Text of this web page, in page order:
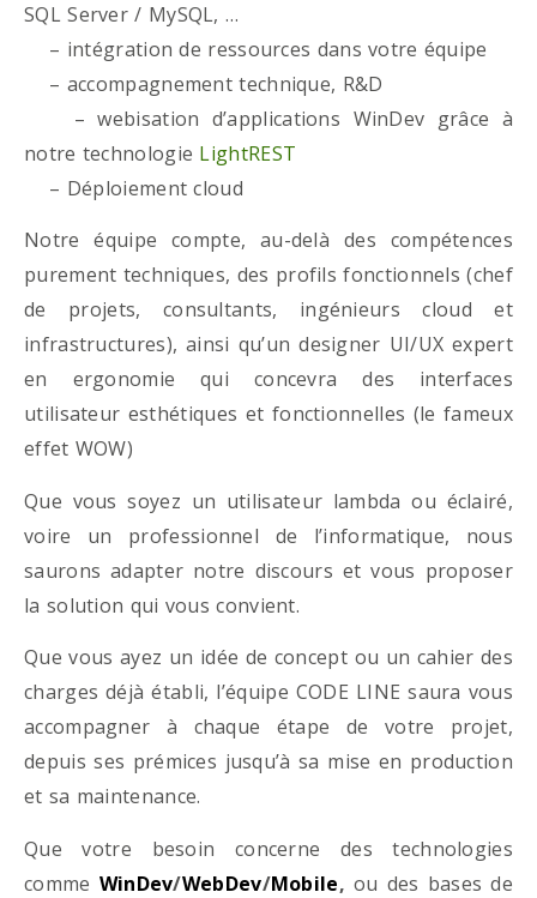
SQL Server / MySQL, …
– intégration de ressources dans votre équipe
– accompagnement technique, R&D
– webisation d’applications WinDev grâce à
notre technologie LightREST
– Déploiement cloud
Notre équipe compte, au-delà des compétences
purement techniques, des profils fonctionnels (chef
de projets, consultants, ingénieurs cloud et
infrastructures), ainsi qu’un designer UI/UX expert
en ergonomie qui concevra des interfaces
utilisateur esthétiques et fonctionnelles (le fameux
effet WOW)
Que vous soyez un utilisateur lambda ou éclairé,
voire un professionnel de l’informatique, nous
saurons adapter notre discours et vous proposer
la solution qui vous convient.
Que vous ayez un idée de concept ou un cahier des
charges déjà établi, l’équipe CODE LINE saura vous
accompagner à chaque étape de votre projet,
depuis ses prémices jusqu’à sa mise en production
et sa maintenance.
Que votre besoin concerne des technologies
comme WinDev/WebDev/Mobile, ou des bases de